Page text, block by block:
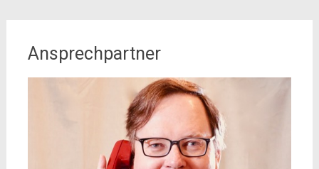
Ansprechpartner